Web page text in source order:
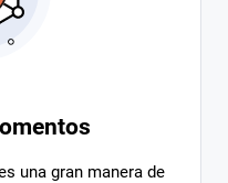
una gran manera de